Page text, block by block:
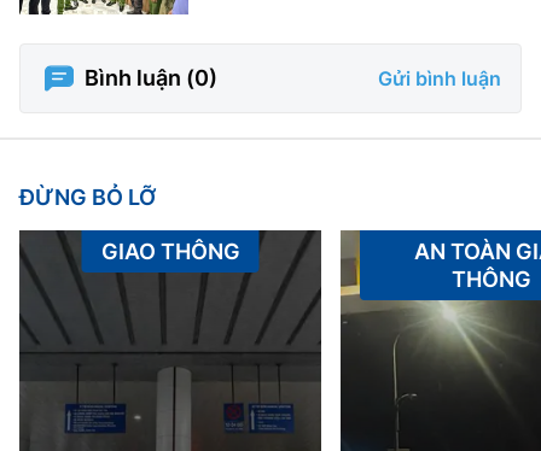
Bình luận (0) Gửi bình luận
ĐỪNG BỎ LỠ
GIAO THÔNG
AN TOÀN
THÔNG